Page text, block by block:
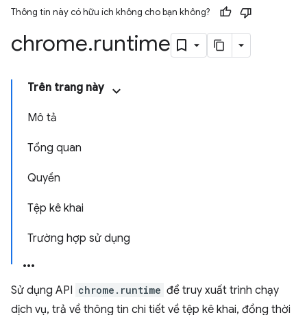
Thông tin này có hữu ích không cho bạn không?
chrome.runtime
Trên trang này
Mô tả
Tổng quan
Quyền
Tệp kê khai
Trường hợp sử dụng
Sử dụng API chrome.runtime để truy xuất trình chạy
dịch vụ, trả về thông tin chi tiết về tệp kê khai, đồng thời